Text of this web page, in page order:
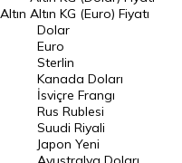
Euro Kuru
Pound Kuru
Frank Kuru
Riyal Kuru
Avustralya Doları
Altın Altın KG (Euro) Fiyatı
Dolar
Euro
Sterlin
Kanada Doları
İsviçre Frangı
Rus Rublesi
Suudi Riyali
Japon Yeni